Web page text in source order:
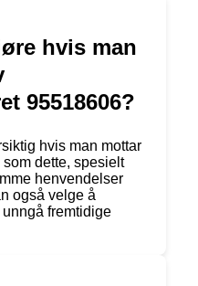
hvis man
95518606?
hvis man mottar
dette, spesielt
henvendelser
også velge å
fremtidige